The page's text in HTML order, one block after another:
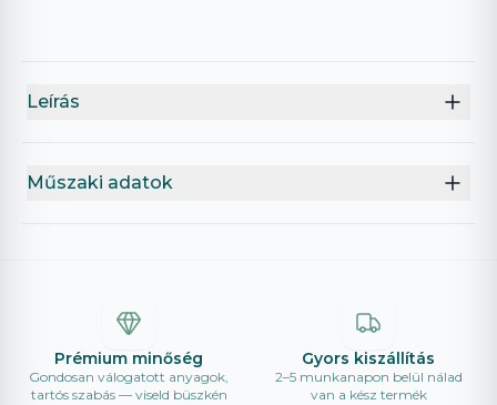
Leírás
Műszaki adatok
Prémium minőség
Gondosan válogatott anyagok,
tartós szabás — viseld büszkén
Gyors kiszállítás
2–5 munkanapon belül nálad
van a kész termék